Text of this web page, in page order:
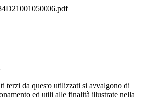
terzi da questo utilizzati si avvalgono di
ed utili alle finalità illustrate nella